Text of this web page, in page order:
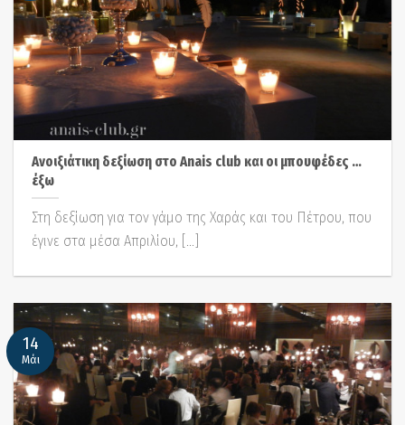
Ανοιξιάτικη δεξίωση στο Anais club και οι μπουφέδες …
έξω
Στη δεξίωση για τον γάμο της Χαράς και του Πέτρου, που
έγινε στα μέσα Απριλίου, [...]
14
Μάι